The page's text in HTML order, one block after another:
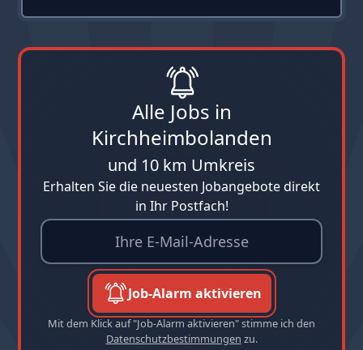
Alle Jobs in
Kirchheimbolanden
und 10 km Umkreis
Erhalten Sie die neuesten Jobangebote direkt
in Ihr Postfach!
Job-Alarm aktivieren
Mit dem Klick auf "Job-Alarm aktivieren" stimme ich den
Datenschutzbestimmungen zu.